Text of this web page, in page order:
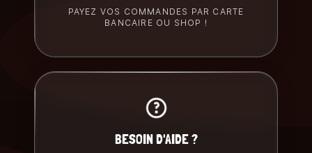
PAYEZ VOS COMMANDES PAR CARTE
BANCAIRE OU SHOP !
BESOIN D'AIDE ?